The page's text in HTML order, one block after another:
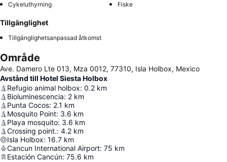
Cykeluthyrning Fiske
Tillgänglighet
Tillgänglighetsanpassad åtkomst
Område
Ave. Damero Lte 013, Mza 0012, 77310, Isla Holbox, Mexico
Avstånd till Hotel Siesta Holbox
Refugio animal holbox: 0.2 km
Bioluminescencia: 2 km
Punta Cocos: 2.1 km
Mosquito Point: 3.6 km
Playa mosquito: 3.6 km
Crossing point.: 4.2 km
Isla Holbox: 16.7 km
Cancun International Airport: 75 km
Estación Cancún: 75.6 km